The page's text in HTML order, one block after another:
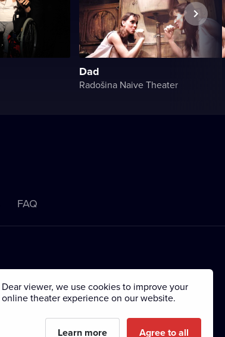
Dad
Radošina Naive Theater
FAQ
Dear viewer, we use cookies to improve your
online theater experience on our website.
Learn more Agree to all